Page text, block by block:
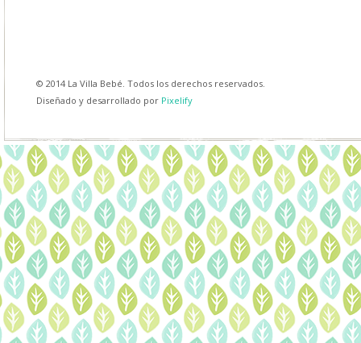
© 2014 La Villa Bebé. Todos los derechos reservados.
Diseñado y desarrollado por Pixelify